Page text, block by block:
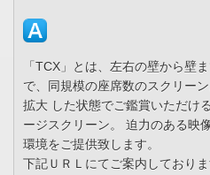
「TCX」とは、左右の壁から壁
で、同規模の座席数のスクリー
拡大 した状態でご鑑賞いただけ
ージスクリーン。 迫力のある映
環境をご提供致します。
下記ＵＲＬにてご案内しておりま